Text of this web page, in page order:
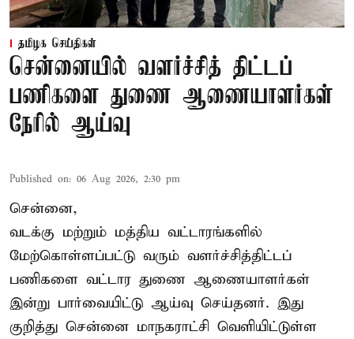
தமிழக செய்திகள்
சென்னையில் வளர்ச்சித் திட்டப்
பணிகளை துணை ஆணையாளர்கள்
நேரில் ஆய்வு
Published on: 06 Aug 2026, 2:30 pm
சென்னை,
வடக்கு மற்றும் மத்திய வட்டாரங்களில்
மேற்கொள்ளப்பட்டு வரும் வளர்ச்சித்திட்டப்
பணிகளை வட்டார துணை ஆணையாளர்கள்
இன்று பார்வையிட்டு ஆய்வு செய்தனர். இது
குறித்து சென்னை மாநகராட்சி வெளியிட்டுள்ள